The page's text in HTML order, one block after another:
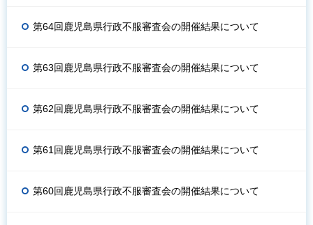
第64回鹿児島県行政不服審査会の開催結果について
第63回鹿児島県行政不服審査会の開催結果について
第62回鹿児島県行政不服審査会の開催結果について
第61回鹿児島県行政不服審査会の開催結果について
第60回鹿児島県行政不服審査会の開催結果について